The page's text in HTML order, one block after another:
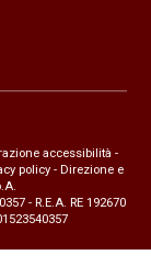
accessibilità -
policy- Direzione e
- R.E.A. RE 192670